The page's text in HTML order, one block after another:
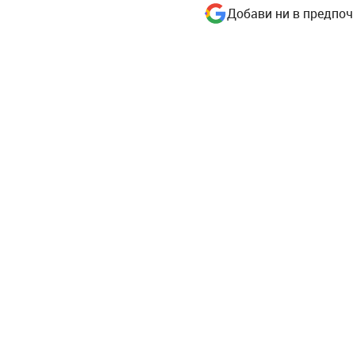
Добави ни в